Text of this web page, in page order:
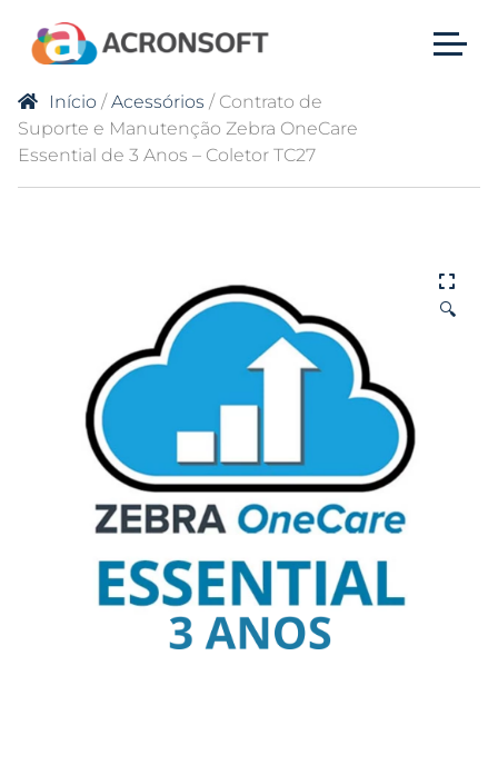
Início /Acessórios / Contrato de
Suporte e Manutenção Zebra OneCare
Essential de 3 Anos – Coletor TC27
🔍